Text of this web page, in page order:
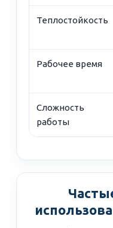
Теплостойкость
Рабочее время
Сложность
работы